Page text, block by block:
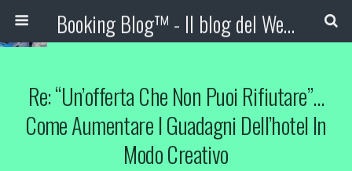
Booking Blog™ - Il blog del Web Marketing Turistico
Re: “Un’offerta Che Non Puoi Rifiutare”…
Come Aumentare I Guadagni Dell’hotel In
Modo Creativo